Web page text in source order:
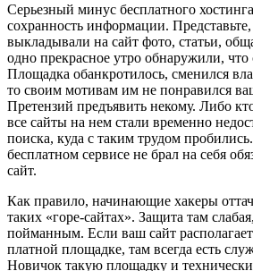
Серьезный минус бесплатного
сохранность информации.
выкладывали на сайт фото, статьи,
одно прекрасное утро обнаружили, что
Площадка обанкротилось, сменился
то своим мотивам им не понравился
Претензий предъявить некому. Либо
все сайты на нем стали временно
поиска, куда с таким трудом
бесплатном сервисе не брал на себя
сайт.
Как правило, начинающие хакеры
таких «горе-сайтах». Защита там
пойманным. Если ваш сайт
платной площадке, там всегда есть
Новичок такую площадку и